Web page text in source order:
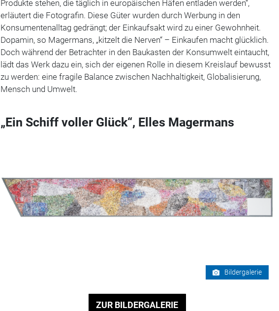
Produkte stehen, die täglich in europäischen Häfen entladen werden“,
erläutert die Fotografin. Diese Güter wurden durch Werbung in den
Konsumentenalltag gedrängt; der Einkaufsakt wird zu einer Gewohnheit.
Dopamin, so Magermans, „kitzelt die Nerven“ – Einkaufen macht glücklich.
Doch während der Betrachter in den Baukasten der Konsumwelt eintaucht,
lädt das Werk dazu ein, sich der eigenen Rolle in diesem Kreislauf bewusst
zu werden: eine fragile Balance zwischen Nachhaltigkeit, Globalisierung,
Mensch und Umwelt.
„Ein Schiff voller Glück“, Elles Magermans
Bildergalerie
ZUR BILDERGALERIE